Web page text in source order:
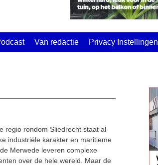
Van redactie Privacy Instellingen
regio rondom Sliedrecht staat al
industriële karakter en maritieme
Merwede leveren complexe
over de hele wereld. Maar de